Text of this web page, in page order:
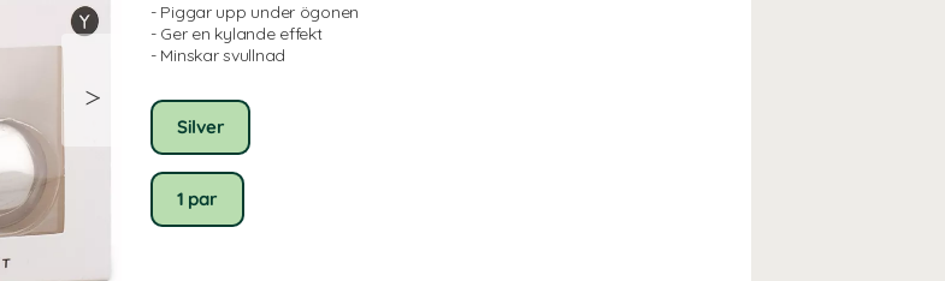
- Piggar upp under ögonen
- Ger en kylande effekt
- Minskar svullnad
Silver
1 par